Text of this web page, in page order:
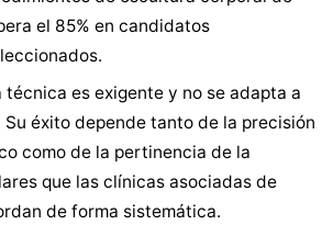
el 85% en candidatos
técnica es exigente y no se adapta a
éxito depende tanto de la precisión
como de la pertinencia de la
que las clínicas asociadas de
de forma sistemática.